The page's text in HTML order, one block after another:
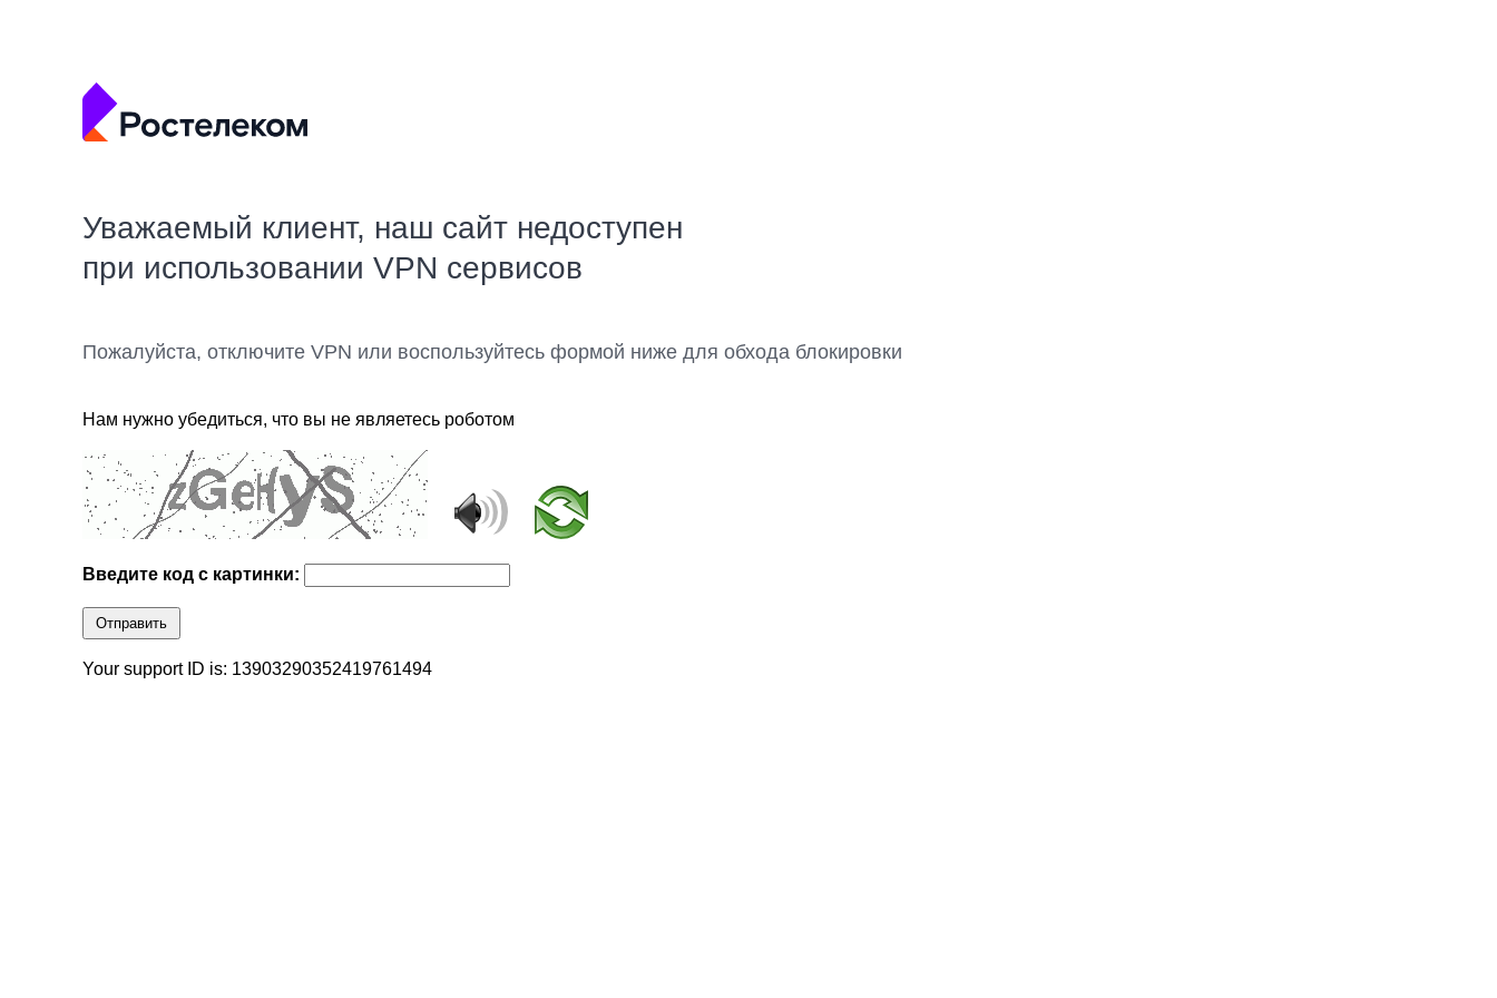
Уважаемый клиент, наш сайт недоступен
при использовании VPN сервисов
Пожалуйста, отключите VPN или воспользуйтесь формой ниже для обхода блокировки
Нам нужно убедиться, что вы не являетесь роботом
Введите код с картинки:
Отправить
Your support ID is: 13903290352419761494